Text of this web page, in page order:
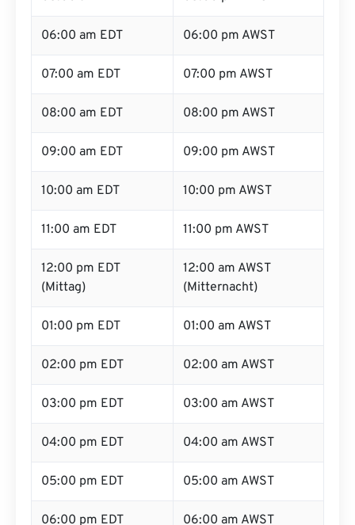
06:00 am EDT 06:00 pm AWST
07:00 am EDT 07:00 pm AWST
08:00 am EDT 08:00 pm AWST
09:00 am EDT 09:00 pm AWST
10:00 am EDT 10:00 pm AWST
11:00 am EDT 11:00 pm AWST
12:00 pm EDT
(Mittag)
12:00 am AWST
(Mitternacht)
01:00 pm EDT 01:00 am AWST
02:00 pm EDT 02:00 am AWST
03:00 pm EDT 03:00 am AWST
04:00 pm EDT 04:00 am AWST
05:00 pm EDT 05:00 am AWST
06:00 pm EDT 06:00 am AWST